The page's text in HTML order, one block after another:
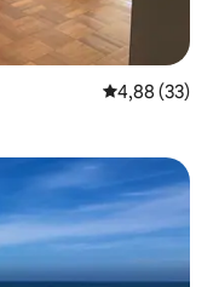
4,88 de uma
4,88 (33)